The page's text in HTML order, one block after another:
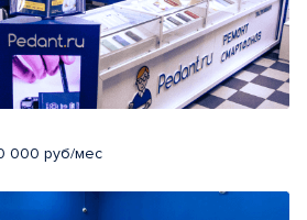
000 руб/мес